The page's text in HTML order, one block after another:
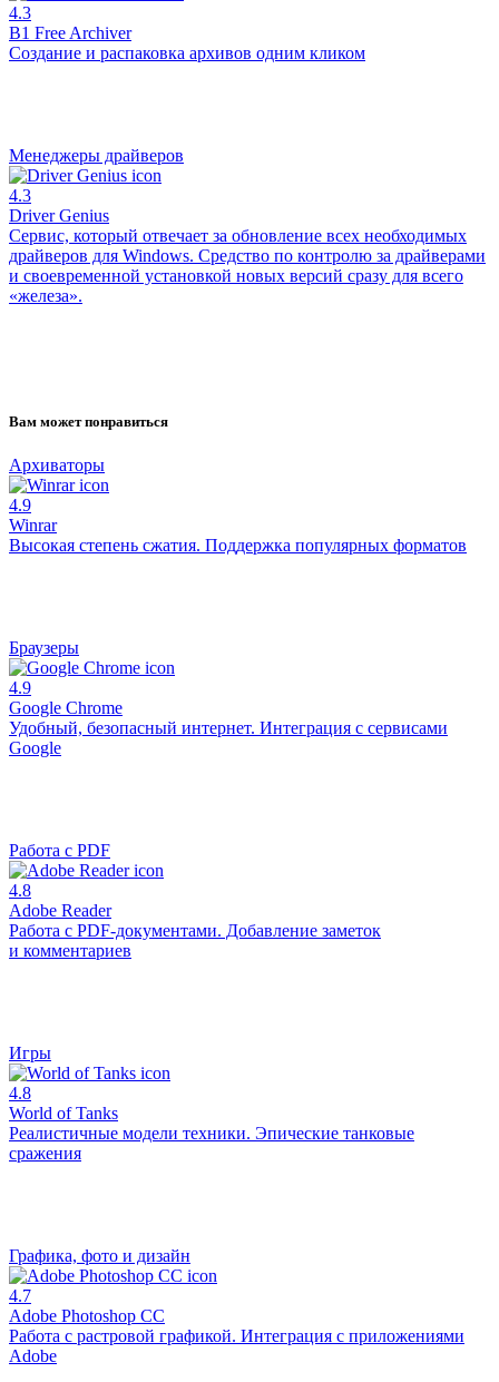
4.3
B1 Free Archiver
Создание и распаковка архивов одним кликом
Менеджеры драйверов
4.3
Driver Genius
Сервис, который отвечает за обновление всех необходимых
драйверов для Windows. Средство по контролю за драйверами
и своевременной установкой новых версий сразу для всего
«железа».
Вам может понравиться
Архиваторы
4.9
Winrar
Высокая степень сжатия. Поддержка популярных форматов
Браузеры
4.9
Google Chrome
Удобный, безопасный интернет. Интеграция с сервисами
Google
Работа с PDF
4.8
Adobe Reader
Работа с PDF-документами. Добавление заметок
и комментариев
Игры
4.8
World of Tanks
Реалистичные модели техники. Эпические танковые
сражения
Графика, фото и дизайн
4.7
Adobe Photoshop CC
Работа с растровой графикой. Интеграция с приложениями
Adobe